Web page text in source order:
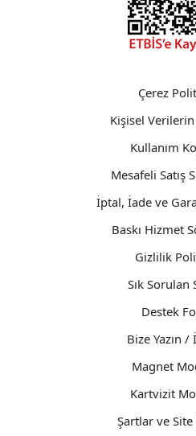
Çerez
Kişisel
Kullanım
Mesafeli Satış
İptal, İade ve
Baskı Hizmet
Gizlilik
Sık Sorulan
Destek
Bize Yazın
Magnet
Kartvizit
Şartlar ve Site